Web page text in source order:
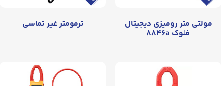
مولتی متر رومیزی دیجیتال
فلوک ۸۸۴۶a
ترمومتر غیر تماسی